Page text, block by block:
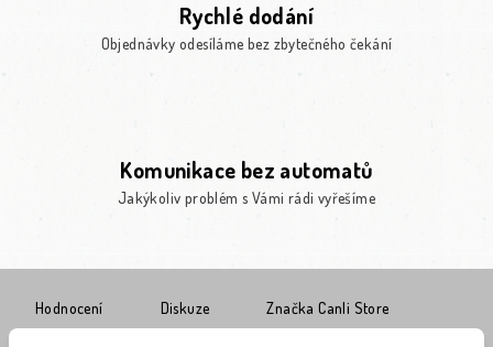
Rychlé dodání
Objednávky odesíláme bez zbytečného čekání
Komunikace bez automatů
Jakýkoliv problém s Vámi rádi vyřešíme
Hodnocení Diskuze Značka Canli Store